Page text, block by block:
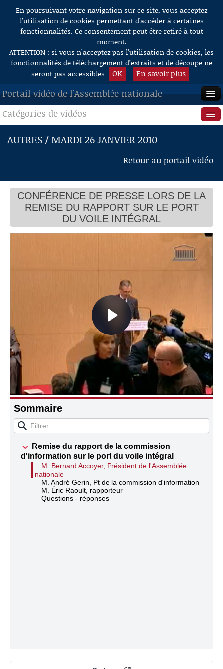
Aller au contenu
En poursuivant votre navigation sur ce site, vous acceptez
l’utilisation de cookies permettant d'accéder à certaines
fonctionnalités. Ce consentement peut être retiré à tout
moment.
ATTENTION : si vous n’acceptez pas l’utilisation de cookies, les
fonctionnalités de téléchargement d’extraits et de découpe ne
seront pas accessibles
OK En savoir plus
Portail vidéo de l'Assemblée nationale
ACCUEIL
EN DIRECT
RECHERCHE
AIDE À LA DÉCOUPE
DE VIDÉOS
Catégories de vidéos
Séance publique
Questions au Gouvernement
Commissions
Présidence
Évènements
AUTRES / MARDI 26 JANVIER 2010
Retour au portail vidéo
CONFÉRENCE DE PRESSE LORS DE LA
REMISE DU RAPPORT SUR LE PORT
DU VOILE INTÉGRAL
Sommaire
Remise du rapport de la commission
d'information sur le port du voile intégral
M. Bernard Accoyer, Président de l'Assemblée
nationale
M. André Gerin, Pt de la commission d'information
M. Éric Raoult, rapporteur
Questions - réponses